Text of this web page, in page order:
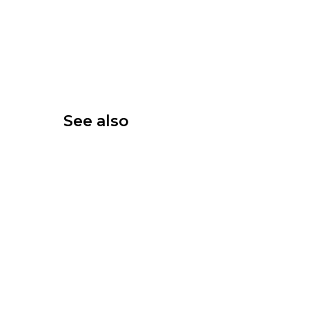
See also